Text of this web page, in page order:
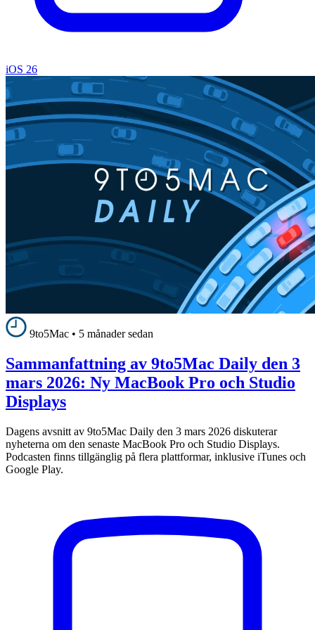
iOS 26
9to5Mac • 5 månader sedan
Sammanfattning av 9to5Mac Daily den 3
mars 2026: Ny MacBook Pro och Studio
Displays
Dagens avsnitt av 9to5Mac Daily den 3 mars 2026 diskuterar
nyheterna om den senaste MacBook Pro och Studio Displays.
Podcasten finns tillgänglig på flera plattformar, inklusive iTunes och
Google Play.